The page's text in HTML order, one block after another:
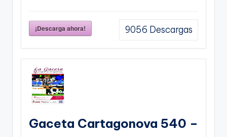
¡Descarga ahora! 9056 Descargas
Gaceta Cartagonova 540 –